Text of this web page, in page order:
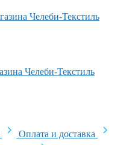
Оплата и доставка